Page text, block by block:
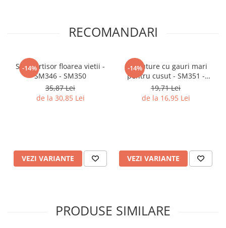
RECOMANDARI
-14%
Set martisor floarea vietii -
SM346 - SM350
35,87 Lei
de la 30,85 Lei
VEZI VARIANTE
-14%
Set fluture cu gauri mari
pentru cusut - SM351 -
SM355
19,71 Lei
de la 16,95 Lei
VEZI VARIANTE
PRODUSE SIMILARE